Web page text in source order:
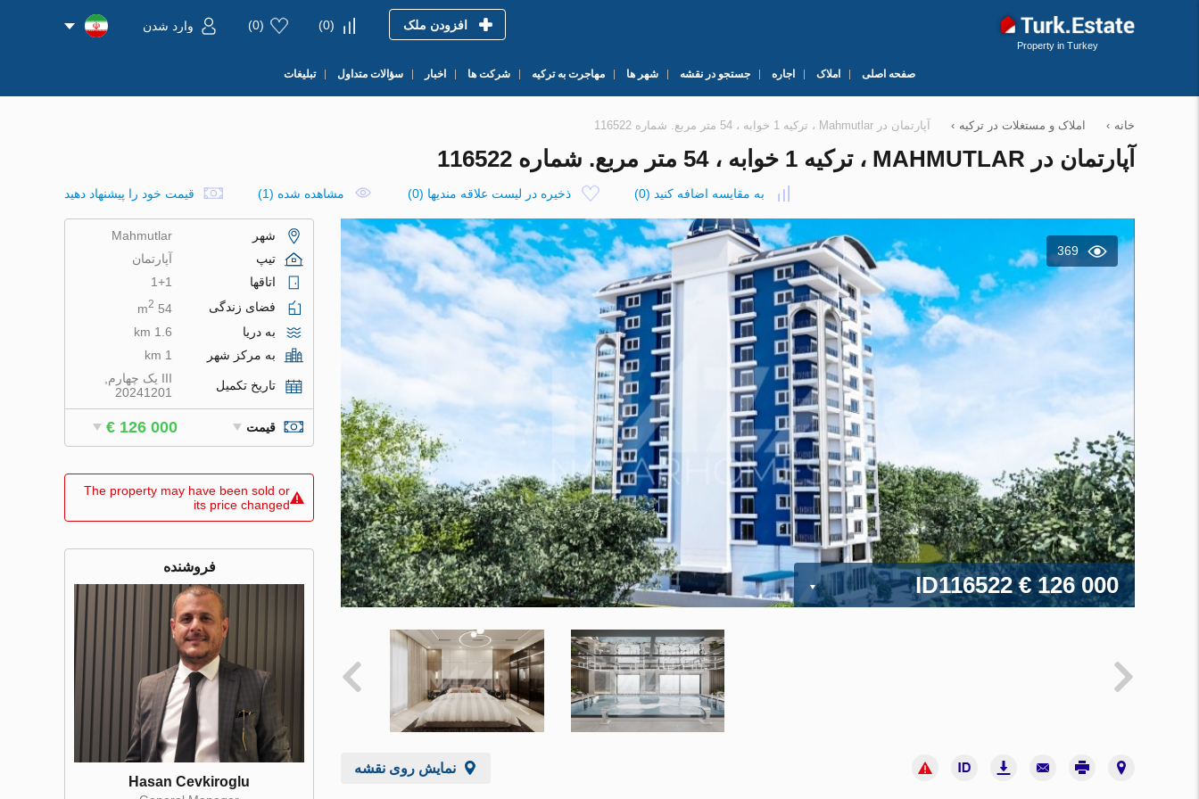
Property in Turkey
افزودن ملک (
0
)
(
0
) وارد شدن
صفحه اصلی املاک اجاره جستجو در نقشه شهر ها مهاجرت به ترکیه شرکت ها اخبار سؤالات متداول تبلیغات
خانه › املاک و مستغلات در ترکیه › آپارتمان در Mahmutlar ، ترکیه 1 خوابه ، 54 متر مربع. شماره 116522
آپارتمان در MAHMUTLAR ، ترکیه 1 خوابه ، 54 متر مربع. شماره 116522
به مقایسه اضافه کنید (
0
) ذخیره در لیست علاقه مندیها (
0
) مشاهده شده (1) قیمت خود را پیشنهاد دهید
369
ID116522€ 126 000
نمایش روی نقشه
شهر
Mahmutlar
تیپ
آپارتمان
اتاقها
1+1
فضای زندگی
54 m
2
به دریا
1.6 km
به مرکز شهر
1 km
تاریخ تکمیل
III یک چهارم,
20241201
قیمت € 126 000
The property may have been sold or
its price changed
فروشنده
Hasan Cevkiroglu